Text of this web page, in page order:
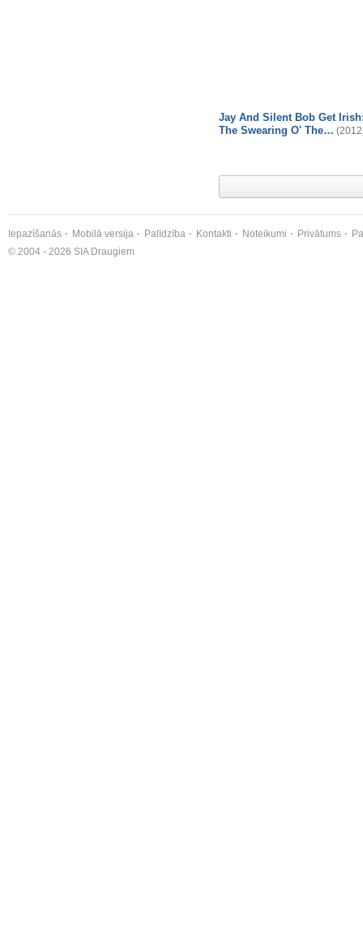
Jay And Silent Bob Get
The Swearing O' The…
Iepazīšanās Mobilā versija Palīdzība Kontakti Noteikumi Privātums
© 2004 - 2026 SIA Draugiem